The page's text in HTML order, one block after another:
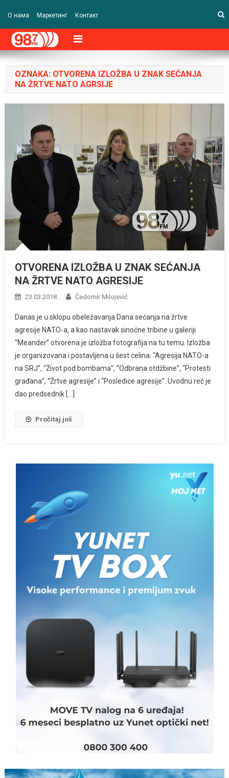
О нама Маркетинг Контакт
OZNAKA: OTVORENA IZLOŽBA U ZNAK SEĆANJA
NA ŽRTVE NATO AGRSIJE
OTVORENA IZLOŽBA U ZNAK SEĆANJA
NA ŽRTVE NATO AGRESIJE
23.03.2018. Čedomir Milojević
Danas je u sklopu obeležavanja Dana sećanja na žrtve
agresije NATO-a, a kao nastavak sinoćne tribine u galeriji
“Meander” otvorena je izložba fotografija na tu temu. Izložba
je organizovana i postavljena u šest celina: “Agresija NATO-a
na SRJ”, “Život pod bombama”, “Odbrana otdžbine”, “Protesti
građana”, “Žrtve agresije” i “Posledice agresije”. Uvodnu reć je
dao predsednik […]
Pročitaj još